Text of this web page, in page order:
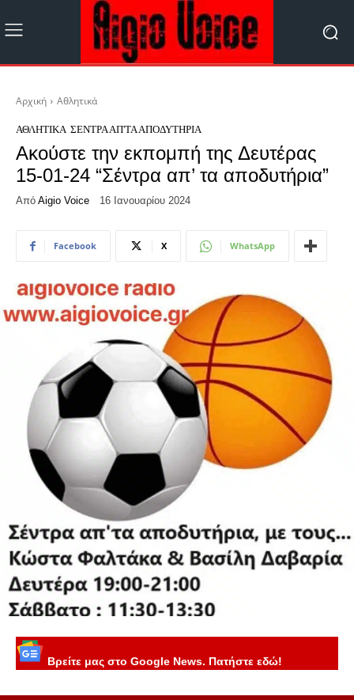
Αρχική Αθλητικά
ΑΘΛΗΤΙΚΆ ΣΈΝΤΡΑ ΑΠ'ΤΑ ΑΠΟΔΥΤΉΡΙΑ
Ακούστε την εκπομπή της Δευτέρας
15-01-24 “Σέντρα απ’ τα αποδυτήρια”
Από Aigio Voice 16 Ιανουαρίου 2024
Facebook X WhatsApp
Βρείτε μας στο Google News. Πατήστε εδώ!